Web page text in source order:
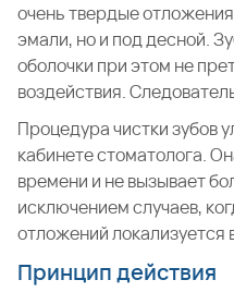
очень твердые
эмали, но и под десной.
оболочки при этом не
воздействия.
Процедура чистки зубов
кабинете стоматолога.
времени и не вызывает
исключением случаев,
отложений локализуется
Принцип действия